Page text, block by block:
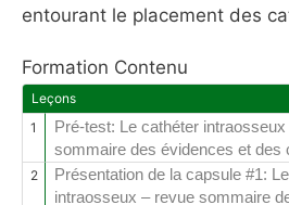
entourant le placement des
Formation Contenu
Leçons
1
Pré-test: Le cathéter
sommaire des évidences et des
2
Présentation de la capsule #1:
intraosseux – revue sommaire